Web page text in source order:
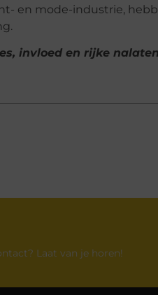
en mode-industrie,
invloed en rijke
Laat van je horen!